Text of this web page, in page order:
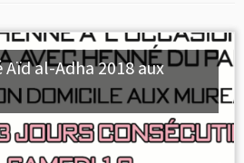
al-Adha 2018 aux